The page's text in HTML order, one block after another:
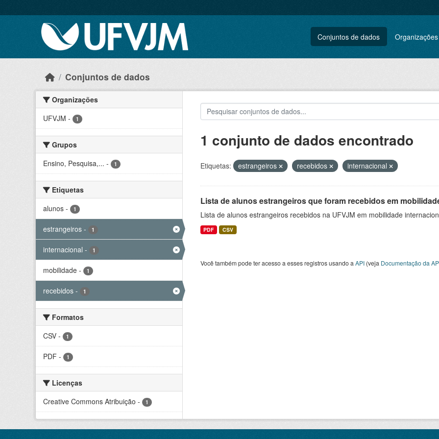
Conjuntos de dados Organizações
Conjuntos de dados
Organizações
UFVJM - 1
Grupos
Ensino, Pesquisa,... - 1
Etiquetas
alunos - 1
estrangeiros - 1
internacional - 1
mobilidade - 1
recebidos - 1
Formatos
CSV - 1
PDF - 1
Licenças
Creative Commons Atribuição - 1
1 conjunto de dados encontrado
Etiquetas: estrangeiros recebidos internacional
Lista de alunos estrangeiros que foram recebidos em
Lista de alunos estrangeiros recebidos na UFVJM em mobilidade
PDF CSV
Você também pode ter acesso a esses registros usando a API(veja Documentação da